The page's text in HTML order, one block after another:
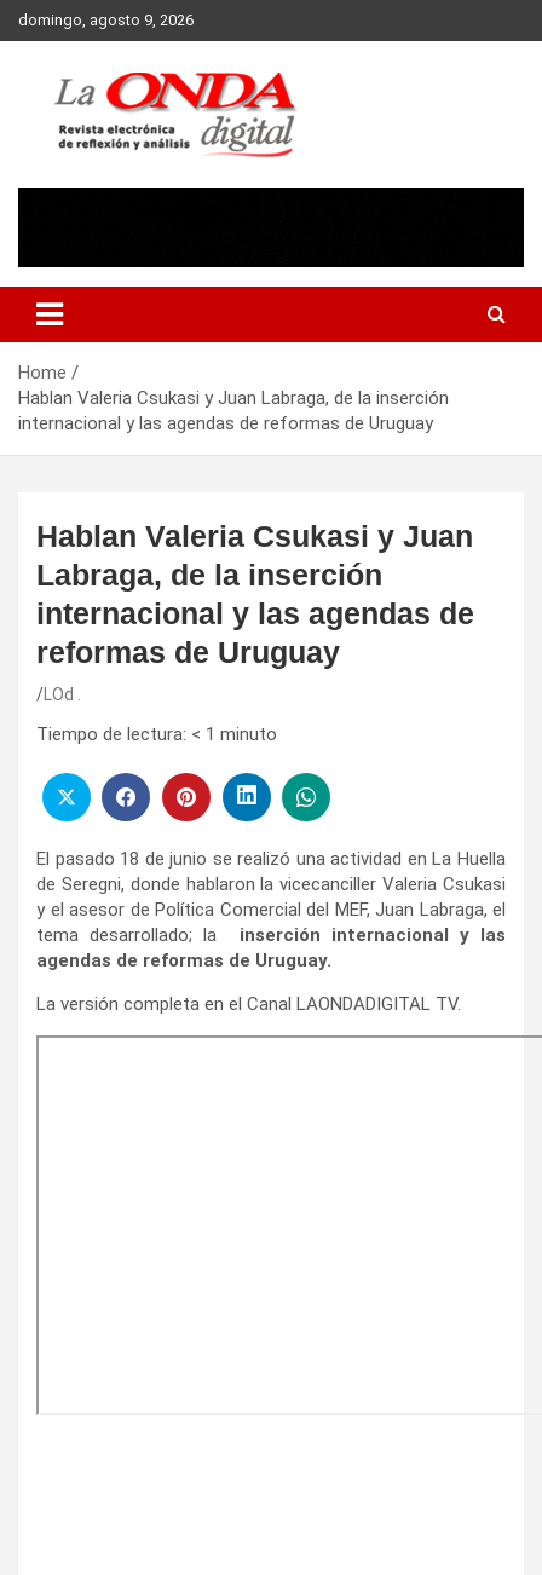
Skip
to
domingo, agosto 9, 2026
Home
Hablan Valeria Csukasi y Juan Labraga, de la inserción
internacional y las agendas de reformas de Uruguay
Hablan Valeria Csukasi y Juan
Labraga, de la inserción
internacional y las agendas de
reformas de Uruguay
LOd .
Tiempo de lectura: < 1 minuto
El pasado 18 de junio se realizó una actividad en La Huella
de Seregni, donde hablaron la vicecanciller Valeria Csukasi
y el asesor de Política Comercial del MEF, Juan Labraga, el
tema desarrollado; la inserción internacional y las
agendas de reformas de Uruguay.
La versión completa en el Canal LAONDADIGITAL TV.